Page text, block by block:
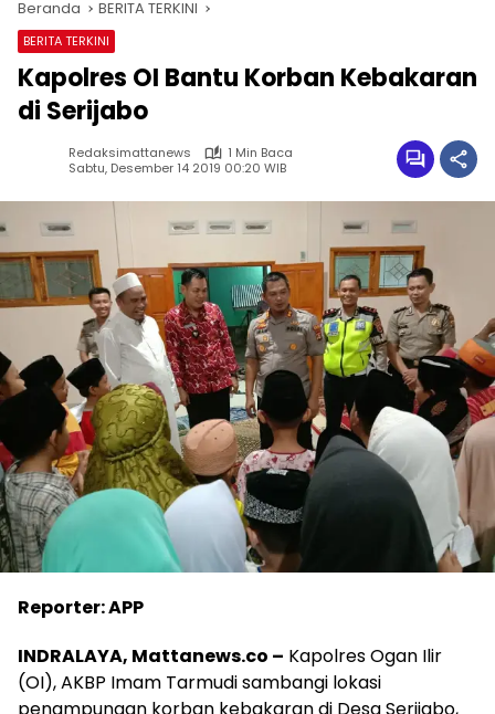
Beranda BERITA TERKINI
BERITA TERKINI
Kapolres OI Bantu Korban Kebakaran
di Serijabo
Redaksimattanews
1 Min Baca
Sabtu, Desember 14 2019 00:20 WIB
Reporter: APP
INDRALAYA, Mattanews.co – Kapolres Ogan Ilir
(OI), AKBP Imam Tarmudi sambangi lokasi